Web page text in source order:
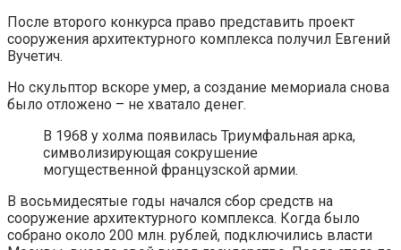
После второго конкурса право представить проект
сооружения архитектурного комплекса получил Евгений
Вучетич.
Но скульптор вскоре умер, а создание мемориала снова
было отложено – не хватало денег.
В 1968 у холма появилась Триумфальная арка,
символизирующая сокрушение
могущественной французской армии.
В восьмидесятые годы начался сбор средств на
сооружение архитектурного комплекса. Когда было
собрано около 200 млн. рублей, подключились власти